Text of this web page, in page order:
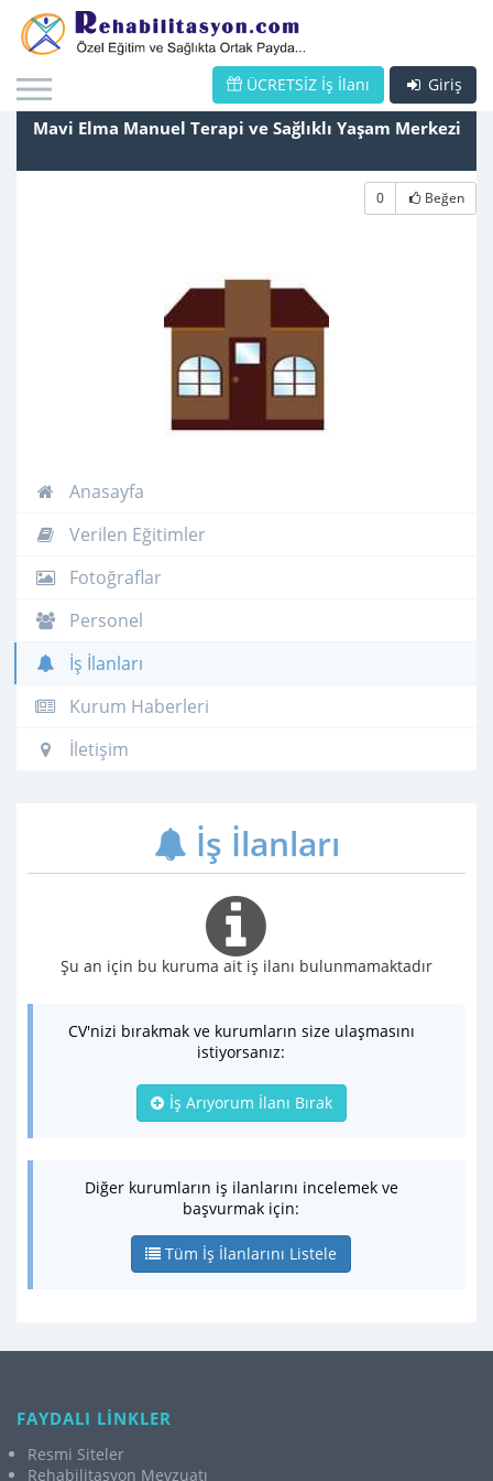
Giriş
ÜCRETSİZ İş İlanı
Mavi Elma Manuel Terapi ve Sağlıklı Yaşam Merkezi
0 Beğen
Anasayfa
Verilen Eğitimler
Fotoğraflar
Personel
İş İlanları
Kurum Haberleri
İletişim
İş İlanları
Şu an için bu kuruma ait iş ilanı bulunmamaktadır
CV'nizi bırakmak ve kurumların size ulaşmasını
istiyorsanız:
İş Arıyorum İlanı Bırak
Diğer kurumların iş ilanlarını incelemek ve
başvurmak için:
Tüm İş İlanlarını Listele
FAYDALI LİNKLER
Resmi Siteler
Rehabilitasyon Mevzuatı